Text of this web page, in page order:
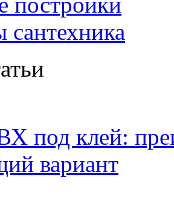
сантехника
под клей:
вариант